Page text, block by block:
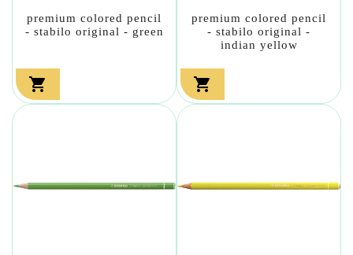
premium colored pencil
- stabilo original - green

premium colored pencil
- stabilo original -
indian yellow
